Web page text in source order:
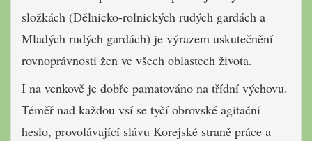
složkách (Dělnicko-rolnických rudých gardách a
Mladých rudých gardách) je výrazem uskutečnění
rovnoprávnosti žen ve všech oblastech života.
I na venkově je dobře pamatováno na třídní výchovu.
Téměř nad každou vsí se tyčí obrovské agitační
heslo, provolávající slávu Korejské straně práce a